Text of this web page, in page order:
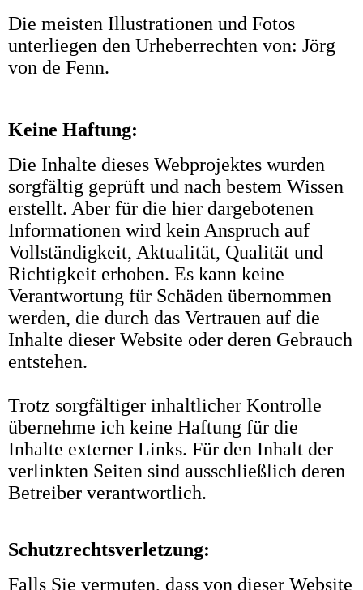
Die meisten Illustrationen und Fotos
unterliegen den Urheberrechten von: Jörg
von de Fenn.
Keine Haftung:
Die Inhalte dieses Webprojektes wurden
sorgfältig geprüft und nach bestem Wissen
erstellt. Aber für die hier dargebotenen
Informationen wird kein Anspruch auf
Vollständigkeit, Aktualität, Qualität und
Richtigkeit erhoben. Es kann keine
Verantwortung für Schäden übernommen
werden, die durch das Vertrauen auf die
Inhalte dieser Website oder deren Gebrauch
entstehen.
Trotz sorgfältiger inhaltlicher Kontrolle
übernehme ich keine Haftung für die
Inhalte externer Links. Für den Inhalt der
verlinkten Seiten sind ausschließlich deren
Betreiber verantwortlich.
Schutzrechtsverletzung:
Falls Sie vermuten, dass von dieser Website